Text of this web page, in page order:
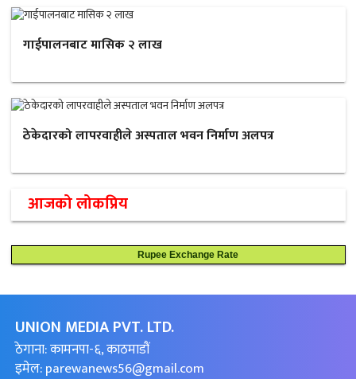
गाईपालनबाट मासिक २ लाख
ठेकेदारको लापरवाहीले अस्पताल भवन निर्माण अलपत्र
आजको लोकप्रिय
Rupee Exchange Rate
UNION MEDIA PVT. LTD.
ठेगाना: कामनपा-६, काठमाडौं
इमेल:parewanews56@gmail.com